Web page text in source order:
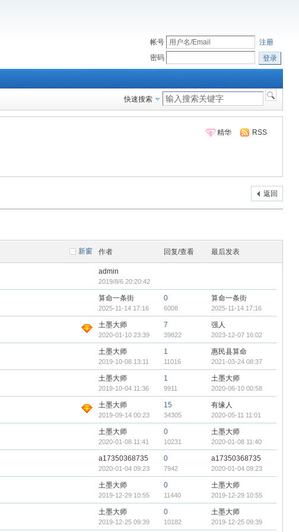
帐号
注册
密码
登录
快速搜索
精华 RSS
返回
新窗 作者 回复/查看 最后发表
admin
2019/8/6 20:20:42
算命一条街
2025-11-14 17:16
0
6008
算命一条街
2025-11-14 17:16
土墨大师
2020-01-10 23:39
7
39822
强人
2023-12-07 16:02
土墨大师
2019-10-08 13:11
1
11016
惠民县算命
2021-03-24 08:37
土墨大师
2019-10-04 11:36
1
9911
土墨大师
2020-06-10 00:58
土墨大师
2019-09-14 00:23
15
34305
有缘人
2020-05-11 11:01
土墨大师
2020-01-08 11:41
0
10231
土墨大师
2020-01-08 11:40
a17350368735
2020-01-04 09:23
0
7942
a17350368735
2020-01-04 09:23
土墨大师
2019-12-29 10:55
0
11440
土墨大师
2019-12-29 10:55
土墨大师
2019-12-25 09:39
0
10182
土墨大师
2019-12-25 09:39